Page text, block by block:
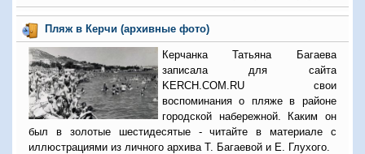
Пляж в Керчи (архивные фото)
Керчанка Татьяна Багаева
записала для сайта
KERCH.COM.RU свои
воспоминания о пляже в районе
городской набережной. Каким он
был в золотые шестидесятые - читайте в материале с
иллюстрациями из личного архива Т. Багаевой и Е. Глухого.